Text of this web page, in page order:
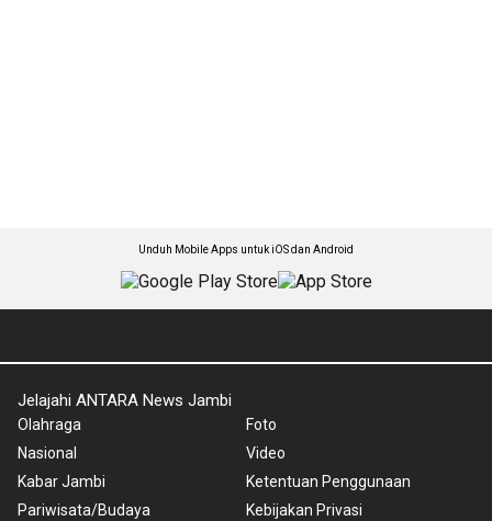
Unduh Mobile Apps untuk iOS dan Android
Jelajahi ANTARA News Jambi
Olahraga
Nasional
Kabar Jambi
Pariwisata/Budaya
Foto
Video
Ketentuan Penggunaan
Kebijakan Privasi